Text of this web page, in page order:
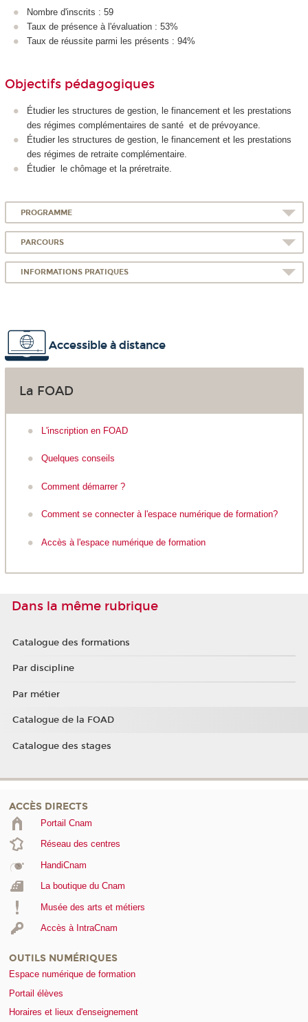
Nombre d'inscrits : 59
Taux de présence à l'évaluation : 53%
Taux de réussite parmi les présents : 94%
Objectifs pédagogiques
Étudier les structures de gestion, le financement et les prestations
des régimes complémentaires de santé et de prévoyance.
Étudier les structures de gestion, le financement et les prestations
des régimes de retraite complémentaire.
Étudier le chômage et la préretraite.
PROGRAMME
PARCOURS
INFORMATIONS PRATIQUES
Accessible à distance
La FOAD
L'inscription en FOAD
Quelques conseils
Comment démarrer ?
Comment se connecter à l'espace numérique de formation?
Accès à l'espace numérique de formation
Dans la même rubrique
Catalogue des formations
Par discipline
Par métier
Catalogue de la FOAD
Catalogue des stages
ACCÈS DIRECTS
Portail Cnam
Réseau des centres
HandiCnam
La boutique du Cnam
Musée des arts et métiers
Accès à IntraCnam
OUTILS NUMÉRIQUES
Espace numérique de formation
Portail élèves
Horaires et lieux d'enseignement